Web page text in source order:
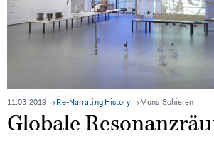
11.03.2019 Re-Narrating History Mona Schieren
Globale